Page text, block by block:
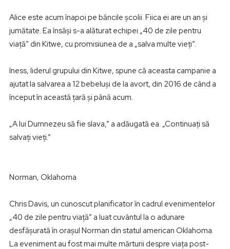
Alice este acum înapoi pe băncile şcolii. Fiica ei are un an şi
jumătate. Ea însăşi s-a alăturat echipei „40 de zile pentru
viaţă” din Kitwe, cu promisiunea de a „salva multe vieţi”.
Iness, liderul grupului din Kitwe, spune că aceasta campanie a
ajutat la salvarea a 12 bebeluşi de la avort, din 2016 de când a
început în această ţară şi până acum.
„A lui Dumnezeu să fie slava,” a adăugată ea. „Continuaţi să
salvaţi vieţi.”
Norman, Oklahoma
Chris Davis, un cunoscut planificator în cadrul evenimentelor
„40 de zile pentru viaţă” a luat cuvântul la o adunare
desfăşurată în oraşul Norman din statul american Oklahoma.
La eveniment au fost mai multe mărturii despre viaţa post-